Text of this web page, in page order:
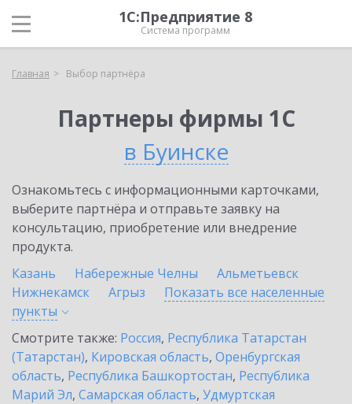
1С:Предприятие 8
Система программ
Главная Выбор партнёра
Партнеры фирмы 1С
в Буинске
Ознакомьтесь с информационными карточками,
выберите партнёра и отправьте заявку на
консультацию, приобретение или внедрение
продукта.
Казань
Набережные Челны
Альметьевск
Нижнекамск
Агрыз
Показать все населенные
пункты
Смотрите также: Россия, Республика Татарстан
(Татарстан), Кировская область, Оренбургская
область, Республика Башкортостан, Республика
Марий Эл, Самарская область, Удмуртская